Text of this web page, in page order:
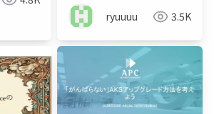
ryuuuu 3.5K